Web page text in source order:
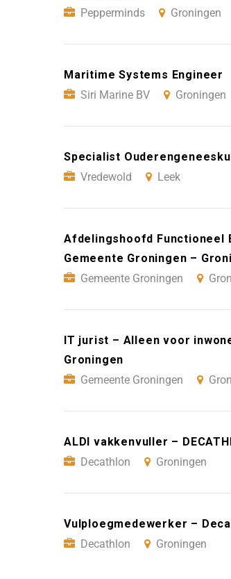
Pepperminds
Groningen
Maritime Systems Engineer
Siri Marine BV
Groningen
Specialist
Vredewold
Leek
Afdelingshoofd Functioneel
Gemeente Groningen –
Gemeente Groningen
IT jurist – Alleen voor
Groningen
Gemeente Groningen
ALDI vakkenvuller –
Decathlon
Groningen
Vulploegmedewerker –
Decathlon
Groningen